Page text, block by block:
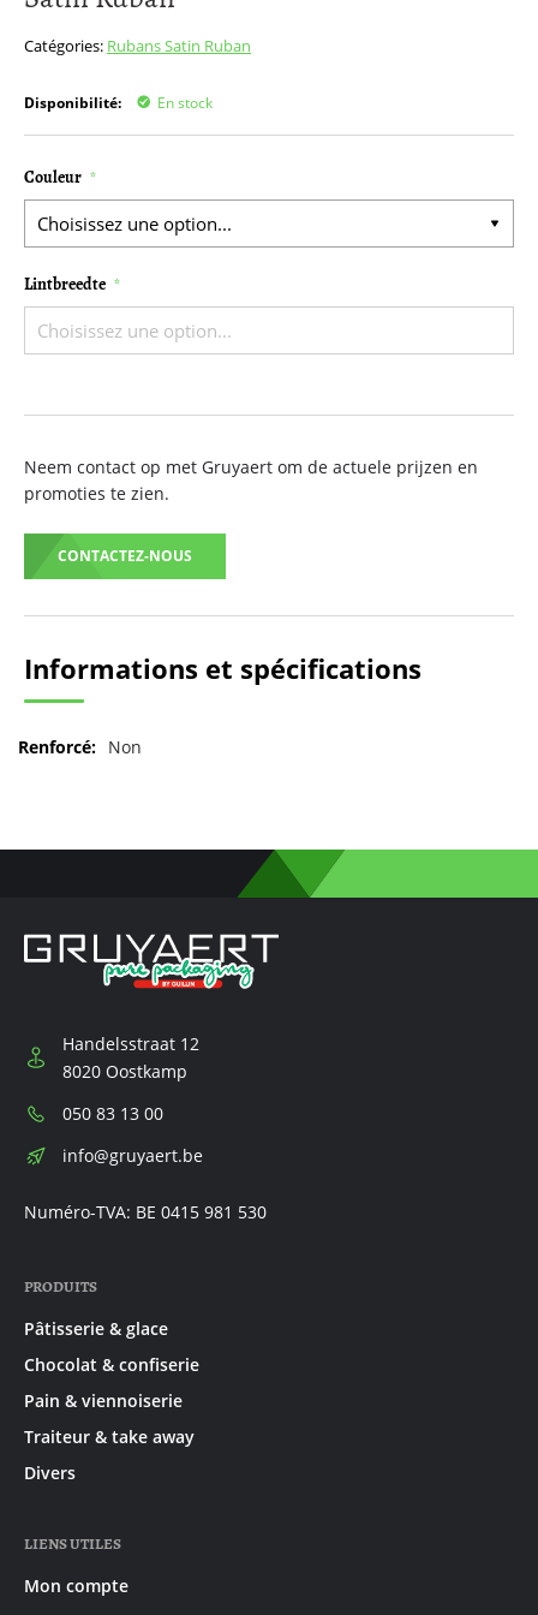
Catégories: RubansSatin Ruban
Disponibilité: En stock
Couleur
Lintbreedte
Neem contact op met Gruyaert om de actuele prijzen en
promoties te zien.
CONTACTEZ-NOUS
de
d’images
Informations et spécifications
Pour
Non
Handelsstraat 12
8020 Oostkamp
Téléphone:
050 83 13 00
E-
info@gruyaert.be
Numéro-TVA: BE 0415 981 530
PRODUITS
Pâtisserie & glace
Chocolat & confiserie
Pain & viennoiserie
Traiteur & take away
Divers
LIENS UTILES
Mon compte